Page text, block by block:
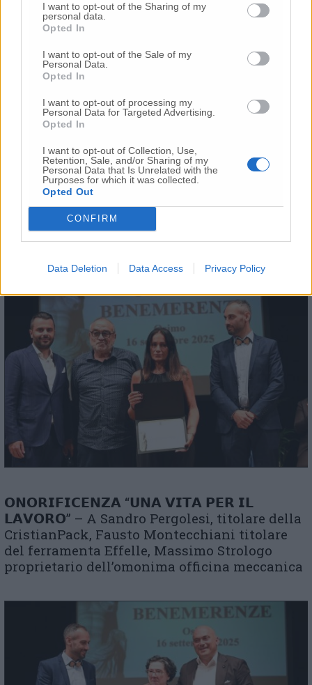
I want to opt-out of the Sharing of my
personal data.
Opted In
I want to opt-out of the Sale of my
Personal Data.
Opted In
I want to opt-out of processing my
Personal Data for Targeted Advertising.
Opted In
I want to opt-out of Collection, Use,
Retention, Sale, and/or Sharing of my
Personal Data that Is Unrelated with the
Purposes for which it was collected.
Opted Out
CONFIRM
Data Deletion Data Access Privacy Policy
𝗘𝗡𝗖𝗢𝗠𝗜𝗢 𝗖𝗜𝗩𝗜𝗖𝗢 𝗣𝗘𝗥 𝗠𝗘𝗥𝗜𝗧𝗜 𝗦𝗣𝗢𝗥𝗧𝗜𝗩𝗜
– A Margherita Mazzantini iscritta nella “hall
of fame” per le numerose partecipazioni ai
Mondiali di atleti trapiantati; Volley Libertas
Osimo per la promozione in serie A2; Sauro
Aliberti per i meriti sportivi nella sua lunga
carriera di allenatore di calcio in particolare
nei settori giovanili; Franco Falcetta ex
calciatore professionista anche in B e
dirigente settore giovanile Osimana;
Francesco Ingargiola schermitore che ha
conquistato importanti risultati nel fioretto;
Club Scherma Osimo per la storica promozione
in serie A2 della squadra di fioretto femminile
𝗢𝗡𝗢𝗥𝗜𝗙𝗜𝗖𝗘𝗡𝗭𝗔 “𝗨𝗡𝗔 𝗩𝗜𝗧𝗔 𝗣𝗘𝗥 𝗜𝗟
𝗟𝗔𝗩𝗢𝗥𝗢” – A Sandro Pergolesi, titolare della
CristianPack, Fausto Montecchiani titolare
del ferramenta Effelle, Massimo Strologo
proprietario dell’omonima officina meccanica